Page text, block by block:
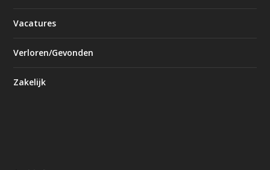
Vacatures
Verloren/Gevonden
Zakelijk